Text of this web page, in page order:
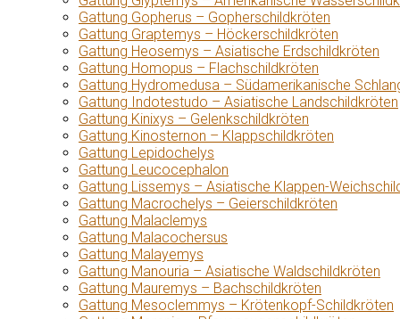
Gattung Gopherus – Gopherschildkröten
Gattung Graptemys – Höckerschildkröten
Gattung Heosemys – Asiatische Erdschildkröten
Gattung Homopus – Flachschildkröten
Gattung Hydromedusa – Südamerikanische
Gattung Indotestudo – Asiatische Landschildkröten
Gattung Kinixys – Gelenkschildkröten
Gattung Kinosternon – Klappschildkröten
Gattung Lepidochelys
Gattung Leucocephalon
Gattung Lissemys – Asiatische Klappen-
Gattung Macrochelys – Geierschildkröten
Gattung Malaclemys
Gattung Malacochersus
Gattung Malayemys
Gattung Manouria – Asiatische Waldschildkröten
Gattung Mauremys – Bachschildkröten
Gattung Mesoclemmys – Krötenkopf-Schildkröten